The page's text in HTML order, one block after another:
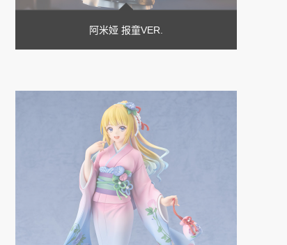
阿米娅 报童VER.